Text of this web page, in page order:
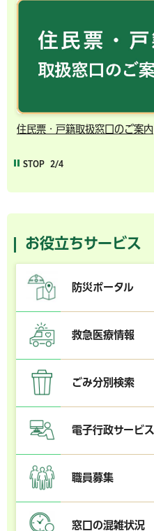
住民票・戸籍取扱窓口のご案内
STOP 2/4
お役立ちサービス
防災ポータル
救急医療情報
ごみ分別検索
電子行政サービス
職員募集
窓口の混雑状況